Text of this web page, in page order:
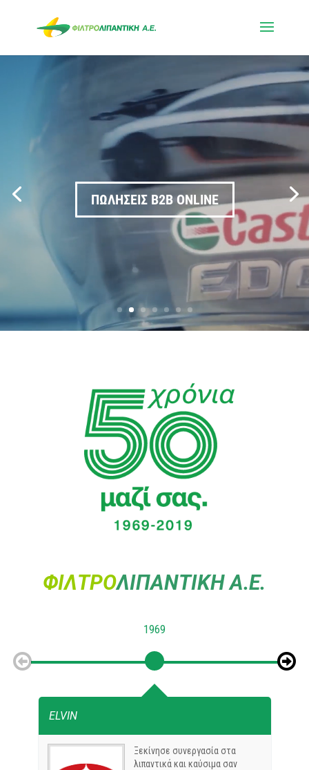
ΠΩΛΗΣΕΙΣ B2B ONLINE
Αναπαραγωγής
Βίντεο
ΦΙΛΤΡΟΛΙΠΑΝΤΙΚΗ Α.Ε.
1969
ELVIN
Ξεκίνησε συνεργασία στα
λιπαντικά και καύσιμα σαν